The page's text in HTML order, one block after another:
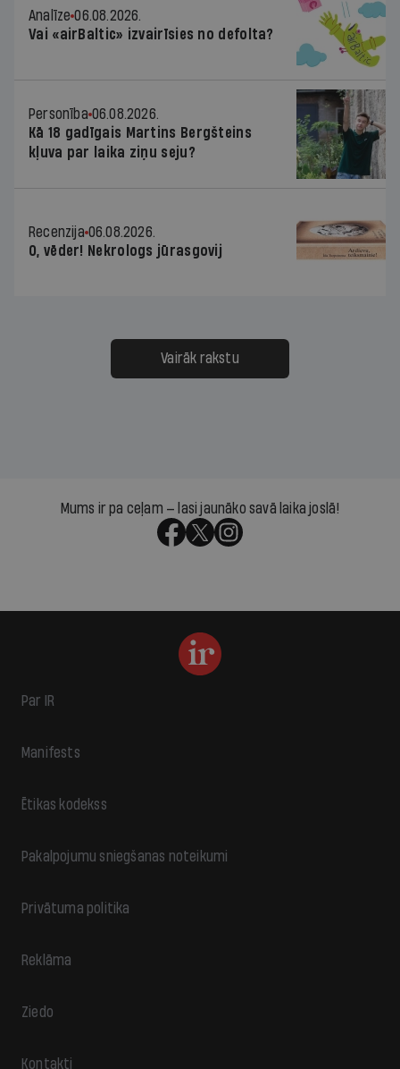
Analīze 06.08.2026.
Vai «airBaltic» izvairīsies no defolta?
Personība 06.08.2026.
Kā 18 gadīgais Martins Bergšteins
kļuva par laika ziņu seju?
Recenzija 06.08.2026.
O, vēder! Nekrologs jūrasgovij
Vairāk rakstu
Mums ir pa ceļam — lasi jaunāko savā laika joslā!
Par IR
Manifests
Ētikas kodekss
Pakalpojumu sniegšanas noteikumi
Privātuma politika
Reklāma
Ziedo
Kontakti